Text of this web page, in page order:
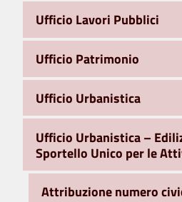
Ufficio Lavori Pubblici
Ufficio Patrimonio
Ufficio Urbanistica
Ufficio Urbanistica –
Sportello Unico per le
Attribuzione numero